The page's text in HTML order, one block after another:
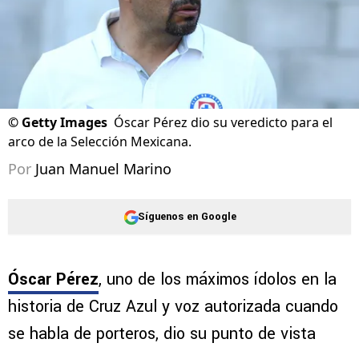
© Getty Images Óscar Pérez dio su veredicto para el
arco de la Selección Mexicana.
Por Juan Manuel Marino
Síguenos en Google
Óscar Pérez, uno de los máximos ídolos en la
historia de Cruz Azul y voz autorizada cuando
se habla de porteros, dio su punto de vista